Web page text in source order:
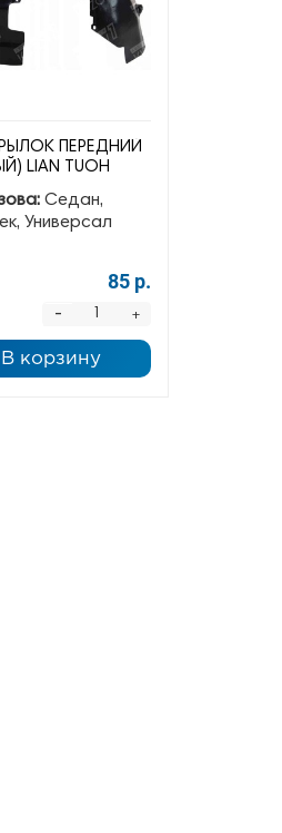
ПЕРЕДНИЙ
LIAN TUOH
Седан,
Универсал
85 р.
+
-
В корзину